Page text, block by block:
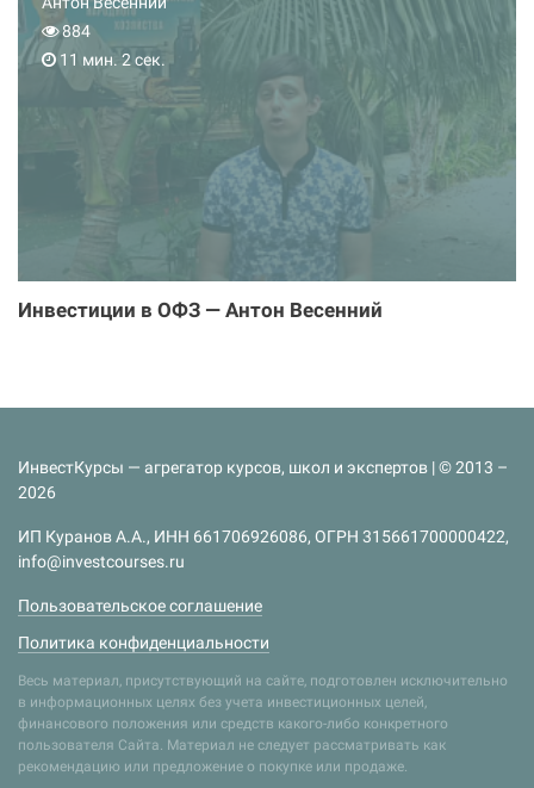
884
11 мин. 2 сек.
Инвестиции в ОФЗ — Антон Весенний
ИнвестКурсы — агрегатор курсов, школ и экспертов | © 2013 –
2026
ИП Куранов А.А., ИНН 661706926086, ОГРН 315661700000422,
info@investcourses.ru
Пользовательское соглашение
Политика конфиденциальности
Весь материал, присутствующий на сайте, подготовлен исключительно
в информационных целях без учета инвестиционных целей,
финансового положения или средств какого-либо конкретного
пользователя Сайта. Материал не следует рассматривать как
рекомендацию или предложение о покупке или продаже.